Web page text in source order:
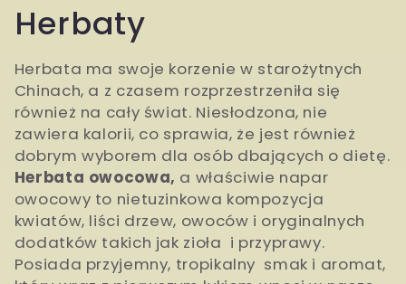
K
o
l
e
k
c
j
Herbaty
Herbata ma swoje korzenie w starożytnych
Chinach, a z czasem rozprzestrzeniła się
również na cały świat. Niesłodzona, nie
zawiera kalorii, co sprawia, że jest również
dobrym wyborem dla osób dbających o dietę.
Herbata owocowa, a właściwie napar
owocowy to nietuzinkowa kompozycja
kwiatów, liści drzew, owoców i oryginalnych
dodatków takich jak zioła i przyprawy.
Posiada przyjemny, tropikalny smak i aromat,